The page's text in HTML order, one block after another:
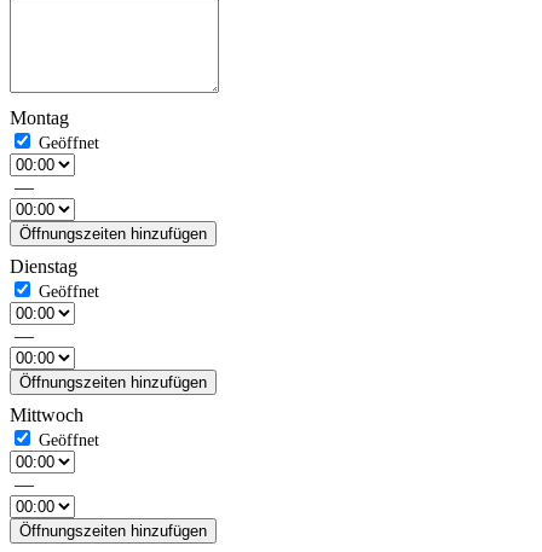
Montag
—
Öffnungszeiten hinzufügen
Dienstag
—
Öffnungszeiten hinzufügen
Mittwoch
—
Öffnungszeiten hinzufügen